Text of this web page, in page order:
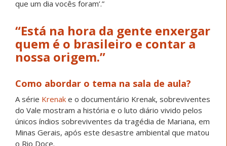
que um dia vocês foram’.”
“Está na hora da gente enxergar
quem é o brasileiro e contar a
nossa origem.”
Como abordar o tema na sala de aula?
A série Krenak e o documentário Krenak, sobreviventes
do Vale mostram a história e o luto diário vivido pelos
únicos índios sobreviventes da tragédia de Mariana, em
Minas Gerais, após este desastre ambiental que matou
o Rio Doce.